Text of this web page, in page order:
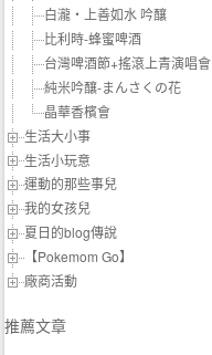
白瀧‧上善如水 吟釀
比利時-蜂蜜啤酒
台灣啤酒節+搖滾上青演唱會
純米吟釀-まんさくの花
晶華香檳會
生活大小事
生活小玩意
運動的那些事兒
我的女孩兒
夏日的blog傳說
【Pokemom Go】
廠商活動
推薦文章